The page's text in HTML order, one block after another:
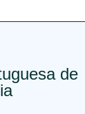
de